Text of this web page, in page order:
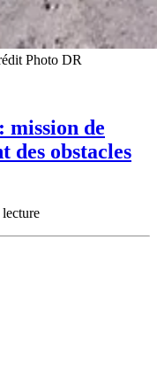
Photo DR
mission de
des obstacles